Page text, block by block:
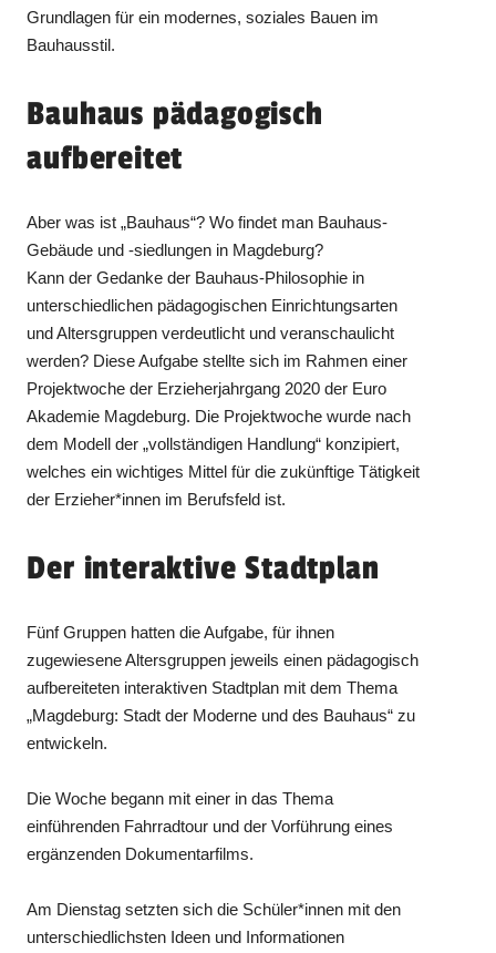
Grundlagen für ein modernes, soziales Bauen im
Bauhausstil.
Bauhaus pädagogisch
aufbereitet
Aber was ist „Bauhaus“? Wo findet man Bauhaus-
Gebäude und -siedlungen in Magdeburg?
Kann der Gedanke der Bauhaus-Philosophie in
unterschiedlichen pädagogischen Einrichtungsarten
und Altersgruppen verdeutlicht und veranschaulicht
werden? Diese Aufgabe stellte sich im Rahmen einer
Projektwoche der Erzieherjahrgang 2020 der Euro
Akademie Magdeburg. Die Projektwoche wurde nach
dem Modell der „vollständigen Handlung“ konzipiert,
welches ein wichtiges Mittel für die zukünftige Tätigkeit
der Erzieher*innen im Berufsfeld ist.
Der interaktive Stadtplan
Fünf Gruppen hatten die Aufgabe, für ihnen
zugewiesene Altersgruppen jeweils einen pädagogisch
aufbereiteten interaktiven Stadtplan mit dem Thema
„Magdeburg: Stadt der Moderne und des Bauhaus“ zu
entwickeln.
Die Woche begann mit einer in das Thema
einführenden Fahrradtour und der Vorführung eines
ergänzenden Dokumentarfilms.
Am Dienstag setzten sich die Schüler*innen mit den
unterschiedlichsten Ideen und Informationen